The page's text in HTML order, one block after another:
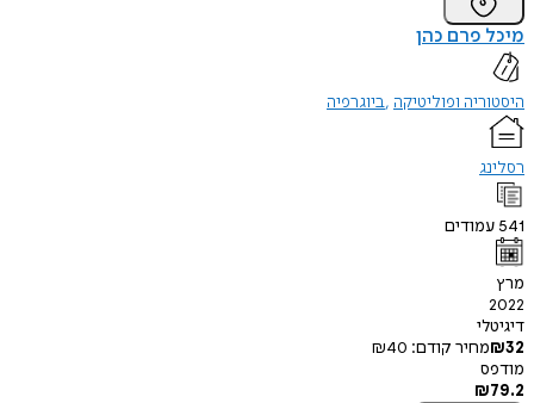
מיכל פרם כהן
היסטוריה ופוליטיקה ביוגרפיה
רסלינג
541 עמודים
מרץ
2022
דיגיטלי
₪32 מחיר קודם: ₪40
מודפס
₪79.2